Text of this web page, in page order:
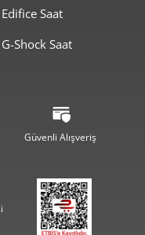
Nasıl
blazer ceketler ve
sofistike New York
hafta sonu spor
parçası olması
Saat
Shock Saat
Güvenli Alışveriş